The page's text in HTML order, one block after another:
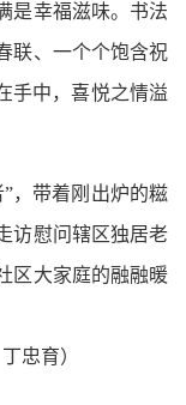
是幸福滋味。书法
联、一个个饱含祝
手中，喜悦之情溢
，带着刚出炉的糍
访慰问辖区独居老
区大家庭的融融暖
忠育）